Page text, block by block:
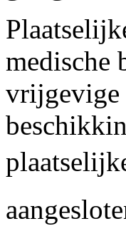
medische
vrijgevige